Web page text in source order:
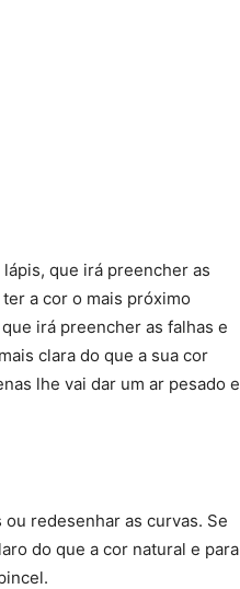
que irá preencher as
a cor o mais próximo
irá preencher as falhas e
clara do que a sua cor
lhe vai dar um ar pesado e
redesenhar as curvas. Se
do que a cor natural e para